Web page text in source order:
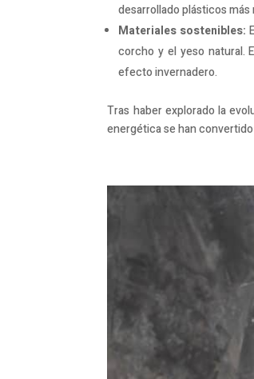
desarrollado plásticos
Materiales sostenibles:
corcho y el yeso natural.
efecto invernadero.
Tras haber explorado la
energética se han